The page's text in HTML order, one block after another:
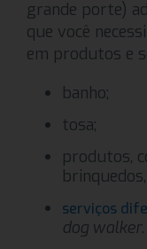
grande porte)
que você
em produtos e
banho;
tosa;
produtos,
serviços
dog walker.